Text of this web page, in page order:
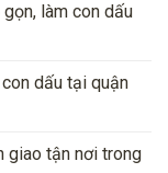
làm con dấu
dấu tại quận
giao tận nơi trong